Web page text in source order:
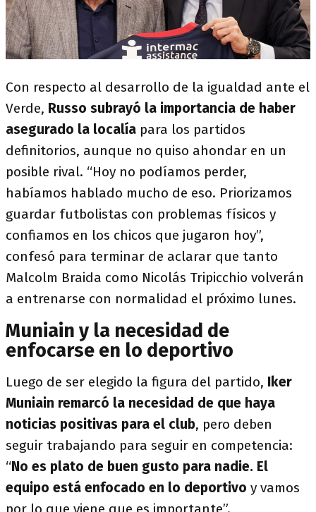
Con respecto al desarrollo de la igualdad ante el
Verde, Russo subrayó la importancia de haber
asegurado la localía para los partidos
definitorios, aunque no quiso ahondar en un
posible rival. “Hoy no podíamos perder,
habíamos hablado mucho de eso. Priorizamos
guardar futbolistas con problemas físicos y
confiamos en los chicos que jugaron hoy”,
confesó para terminar de aclarar que tanto
Malcolm Braida como Nicolás Tripicchio volverán
a entrenarse con normalidad el próximo lunes.
Muniain y la necesidad de
enfocarse en lo deportivo
Luego de ser elegido la figura del partido, Iker
Muniain remarcó la necesidad de que haya
noticias positivas para el club, pero deben
seguir trabajando para seguir en competencia:
“No es plato de buen gusto para nadie. El
equipo está enfocado en lo deportivo y vamos